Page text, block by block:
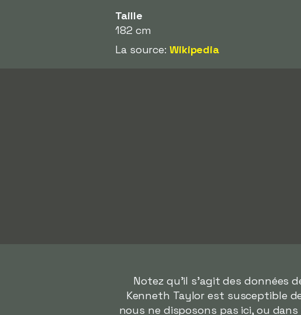
Taille
182 cm
La source: Wikipedia
Notez qu'il s'agit des données
Kenneth Taylor est susceptible
nous ne disposons pas ici, ou